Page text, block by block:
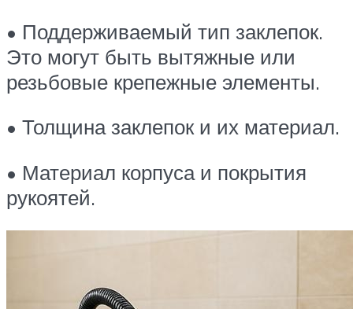
• Поддерживаемый тип заклепок.
Это могут быть вытяжные или
резьбовые крепежные элементы.
• Толщина заклепок и их материал.
• Материал корпуса и покрытия
рукоятей.